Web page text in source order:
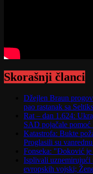
Skorašnji članci
Džejlen Braun
pao rastanak sa
Rat – dan 1.624:
SAD pojačale
Katastrofa: Bukte
Proglasili su
Fonseka: "Đoković je
Isplivali uznemirujući
evropskih vojski;